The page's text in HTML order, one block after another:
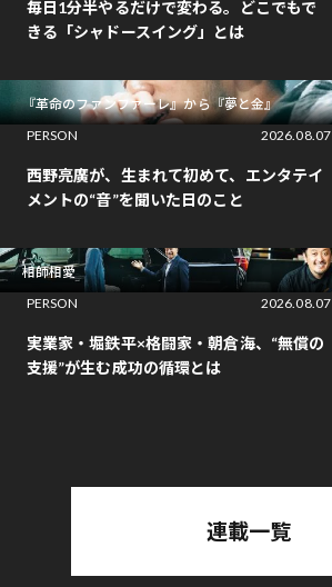
毎日1分半やるだけで変わる。どこでもで
きる「シャドースイング」とは
『革命のファンファーレ』から『夢と金』
PERSON
2026.08.07
西野亮廣が、生まれて初めて、エンタテイ
メントの“音”を聞いた日のこと
相師相愛
PERSON
2026.08.07
実業家・堀鉄平×格闘家・朝倉海、“無償の
支援”が生む成功の循環とは
連載一覧